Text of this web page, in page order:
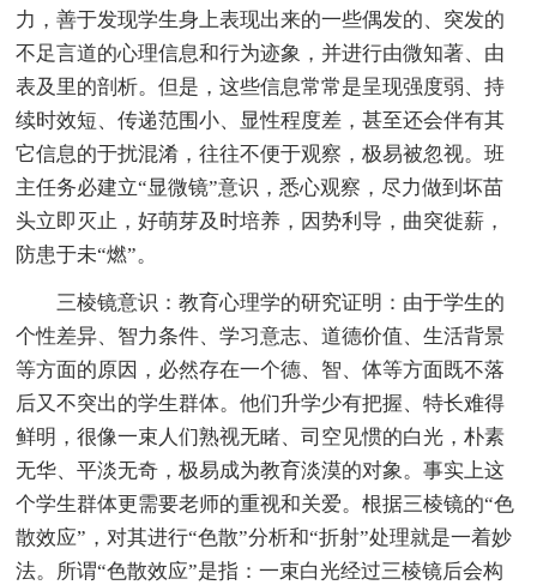
力，善于发现学生身上表现出来的一些偶发的、突发的
不足言道的心理信息和行为迹象，并进行由微知著、由
表及里的剖析。但是，这些信息常常是呈现强度弱、持
续时效短、传递范围小、显性程度差，甚至还会伴有其
它信息的于扰混淆，往往不便于观察，极易被忽视。班
主任务必建立“显微镜”意识，悉心观察，尽力做到坏苗
头立即灭止，好萌芽及时培养，因势利导，曲突徙薪，
防患于未“燃”。
三棱镜意识：教育心理学的研究证明：由于学生的
个性差异、智力条件、学习意志、道德价值、生活背景
等方面的原因，必然存在一个德、智、体等方面既不落
后又不突出的学生群体。他们升学少有把握、特长难得
鲜明，很像一束人们熟视无睹、司空见惯的白光，朴素
无华、平淡无奇，极易成为教育淡漠的对象。事实上这
个学生群体更需要老师的重视和关爱。根据三棱镜的“色
散效应”，对其进行“色散”分析和“折射”处理就是一着妙
法。所谓“色散效应”是指：一束白光经过三棱镜后会构